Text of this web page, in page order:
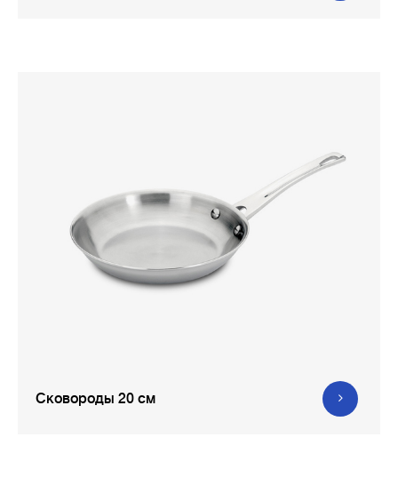
Сковороды 20 см